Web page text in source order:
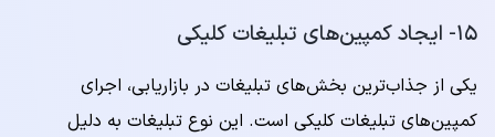
۱۵- ایجاد کمپین‌های تبلیغات کلیکی
یکی از جذاب‌ترین بخش‌های تبلیغات در بازاریابی، اجرای
کمپین‌های تبلیغات کلیکی است. این نوع تبلیغات به دلیل